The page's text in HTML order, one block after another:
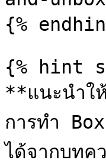
{%
{% hint
**แนะนำใ
การทำ
ได้จากบท